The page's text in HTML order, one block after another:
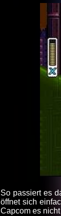
So passiert es
öffnet sich
Capcom es